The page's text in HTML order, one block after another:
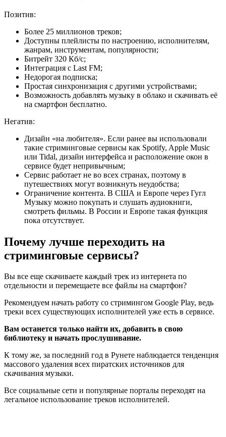
Позитив:
Более 25 миллионов треков;
Доступны плейлисты по настроению, исполнителям,
жанрам, инструментам, популярности;
Битрейт 320 Кб/с;
Интеграция с Last FM;
Недорогая подписка;
Простая синхронизация с другими устройствами;
Возможность добавлять музыку в облако и скачивать её
на смартфон бесплатно.
Негатив:
Дизайн «на любителя». Если ранее вы использовали
такие стриминговые сервисы как Spotify, Apple Music
или Tidal, дизайн интерфейса и расположение окон в
сервисе будет непривычным;
Сервис работает не во всех странах, поэтому в
путешествиях могут возникнуть неудобства;
Ограничение контента. В США и Европе через Гугл
Музыку можно покупать и слушать аудиокниги,
смотреть фильмы. В России и Европе такая функция
пока отсутствует.
Почему лучше переходить на
стриминговые сервисы?
Вы все еще скачиваете каждый трек из интернета по
отдельности и перемещаете все файлы на смартфон?
Рекомендуем начать работу со стримингом Google Play, ведь
треки всех существующих исполнителей уже есть в сервисе.
Вам останется только найти их, добавить в свою
библиотеку и начать прослушивание.
К тому же, за последний год в Рунете наблюдается тенденция
массового удаления всех пиратских источников для
скачивания музыки.
Все социальные сети и популярные порталы переходят на
легальное использование треков исполнителей.